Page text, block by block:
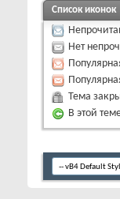
Список иконок
Нет
Тема
В этой